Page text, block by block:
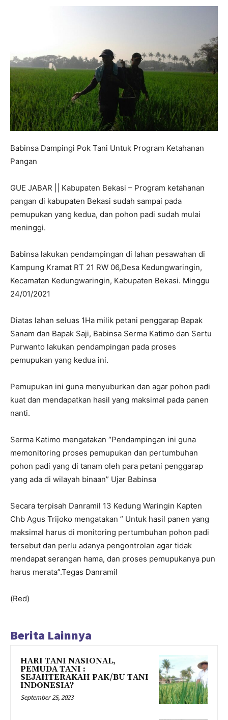
Babinsa Dampingi Pok Tani Untuk Program Ketahanan
Pangan
GUE JABAR || Kabupaten Bekasi – Program ketahanan
pangan di kabupaten Bekasi sudah sampai pada
pemupukan yang kedua, dan pohon padi sudah mulai
meninggi.
Babinsa lakukan pendampingan di lahan pesawahan di
Kampung Kramat RT 21 RW 06,Desa Kedungwaringin,
Kecamatan Kedungwaringin, Kabupaten Bekasi. Minggu
24/01/2021
Diatas lahan seluas 1Ha milik petani penggarap Bapak
Sanam dan Bapak Saji, Babinsa Serma Katimo dan Sertu
Purwanto lakukan pendampingan pada proses
pemupukan yang kedua ini.
Pemupukan ini guna menyuburkan dan agar pohon padi
kuat dan mendapatkan hasil yang maksimal pada panen
nanti.
Serma Katimo mengatakan “Pendampingan ini guna
memonitoring proses pemupukan dan pertumbuhan
pohon padi yang di tanam oleh para petani penggarap
yang ada di wilayah binaan” Ujar Babinsa
Secara terpisah Danramil 13 Kedung Waringin Kapten
Chb Agus Trijoko mengatakan ” Untuk hasil panen yang
maksimal harus di monitoring pertumbuhan pohon padi
tersebut dan perlu adanya pengontrolan agar tidak
mendapat serangan hama, dan proses pemupukanya pun
harus merata”.Tegas Danramil
(Red)
Berita Lainnya
HARI TANI NASIONAL,
PEMUDA TANI :
SEJAHTERAKAH PAK/BU TANI
INDONESIA?
September 25, 2023